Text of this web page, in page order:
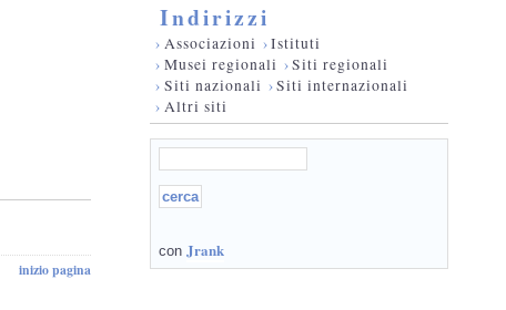
inizio pagina
Indirizzi
› Associazioni ›Istituti
› Musei regionali ›Siti regionali
› Siti nazionali ›Siti internazionali
› Altri siti
con Jrank